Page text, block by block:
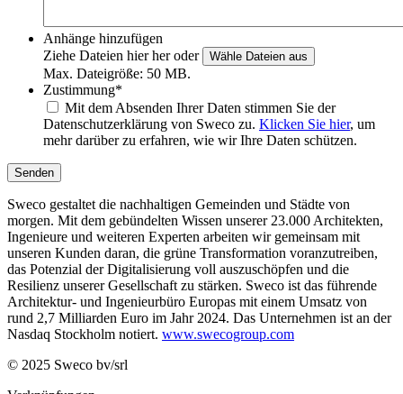
Anhänge hinzufügen
Ziehe Dateien hier her oder
Wähle Dateien aus
Max. Dateigröße: 50 MB.
Zustimmung*
Mit dem Absenden Ihrer Daten stimmen Sie der
Datenschutzerklärung von Sweco zu. Klicken Sie hier, um
mehr darüber zu erfahren, wie wir Ihre Daten schützen.
Senden
Sweco gestaltet die nachhaltigen Gemeinden und Städte von
morgen. Mit dem gebündelten Wissen unserer 23.000 Architekten,
Ingenieure und weiteren Experten arbeiten wir gemeinsam mit
unseren Kunden daran, die grüne Transformation voranzutreiben,
das Potenzial der Digitalisierung voll auszuschöpfen und die
Resilienz unserer Gesellschaft zu stärken. Sweco ist das führende
Architektur- und Ingenieurbüro Europas mit einem Umsatz von
rund 2,7 Milliarden Euro im Jahr 2024. Das Unternehmen ist an der
Nasdaq Stockholm notiert. www.swecogroup.com
© 2025 Sweco bv/srl